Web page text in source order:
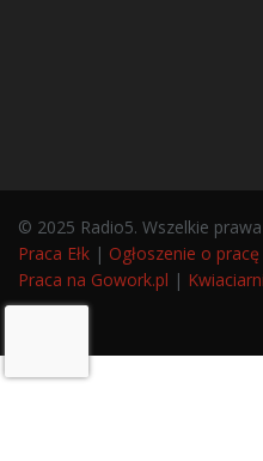
© 2025 Radio5. Wszelkie
Praca Ełk | Ogłoszenie o pracę
Praca na Gowork.pl |